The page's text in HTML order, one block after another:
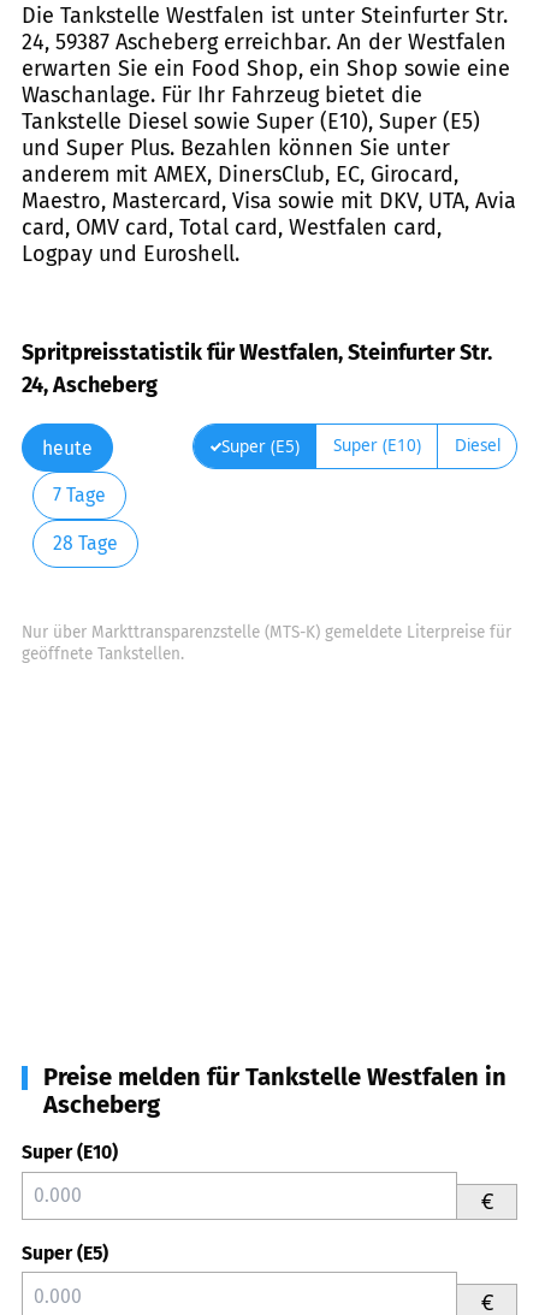
Die Tankstelle Westfalen ist unter Steinfurter Str.
24, 59387 Ascheberg erreichbar. An der Westfalen
erwarten Sie ein Food Shop, ein Shop sowie eine
Waschanlage. Für Ihr Fahrzeug bietet die
Tankstelle Diesel sowie Super (E10), Super (E5)
und Super Plus. Bezahlen können Sie unter
anderem mit AMEX, DinersClub, EC, Girocard,
Maestro, Mastercard, Visa sowie mit DKV, UTA, Avia
card, OMV card, Total card, Westfalen card,
Logpay und Euroshell.
Spritpreisstatistik für Westfalen, Steinfurter Str.
24, Ascheberg
heute
7 Tage
28 Tage
Super (E5) Super (E10) Diesel
Nur über Markttransparenzstelle (MTS-K) gemeldete Literpreise für
geöffnete Tankstellen.
Preise melden für Tankstelle Westfalen in
Ascheberg
Super (E10)
€
Super (E5)
€